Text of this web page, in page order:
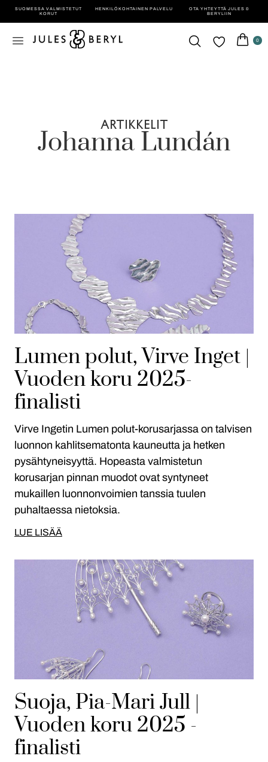
SUOMESSA VALMISTETUT
KORUT
HENKILÖ­KOHTAINEN PALVELU
OTA YHTEYTTÄ JULES &
BERYLIIN
0
ARTIKKELIT
Johanna Lundán
Lumen polut, Virve Inget |
Vuoden koru 2025-
finalisti
Virve Ingetin Lumen polut-korusarjassa on talvisen
luonnon kahlitsematonta kauneutta ja hetken
pysähtyneisyyttä. Hopeasta valmistetun
korusarjan pinnan muodot ovat syntyneet
mukaillen luonnonvoimien tanssia tuulen
puhaltaessa nietoksia.
LUE LISÄÄ
Suoja, Pia-Mari Jull |
Vuoden koru 2025 -
finalisti